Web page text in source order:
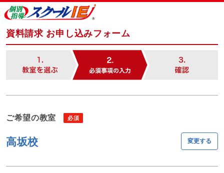
資料請求 お申し込みフォーム
ご希望の教室
高坂校 変更する